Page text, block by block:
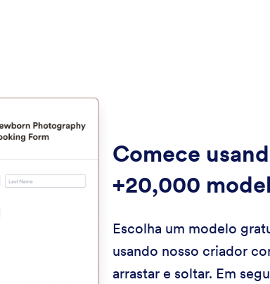
Comece
+20,000
Escolha um modelo
usando nosso criador
arrastar e soltar. Em